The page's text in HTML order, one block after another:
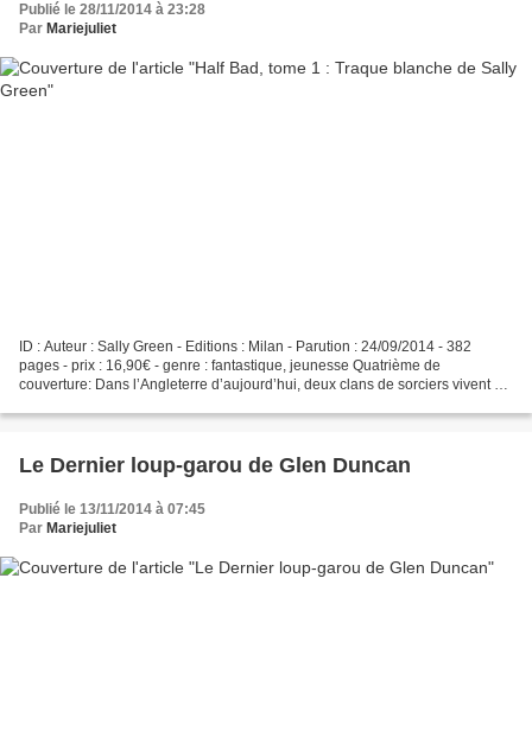
Publié le 28/11/2014 à 23:28
Par Mariejuliet
ID : Auteur : Sally Green - Editions : Milan - Parution : 24/09/2014 - 382
pages - prix : 16,90€ - genre : fantastique, jeunesse Quatrième de
couverture: Dans l’Angleterre d’aujourd’hui, deux clans de sorciers vivent en
Le Dernier loup-garou de Glen Duncan
Publié le 13/11/2014 à 07:45
Par Mariejuliet